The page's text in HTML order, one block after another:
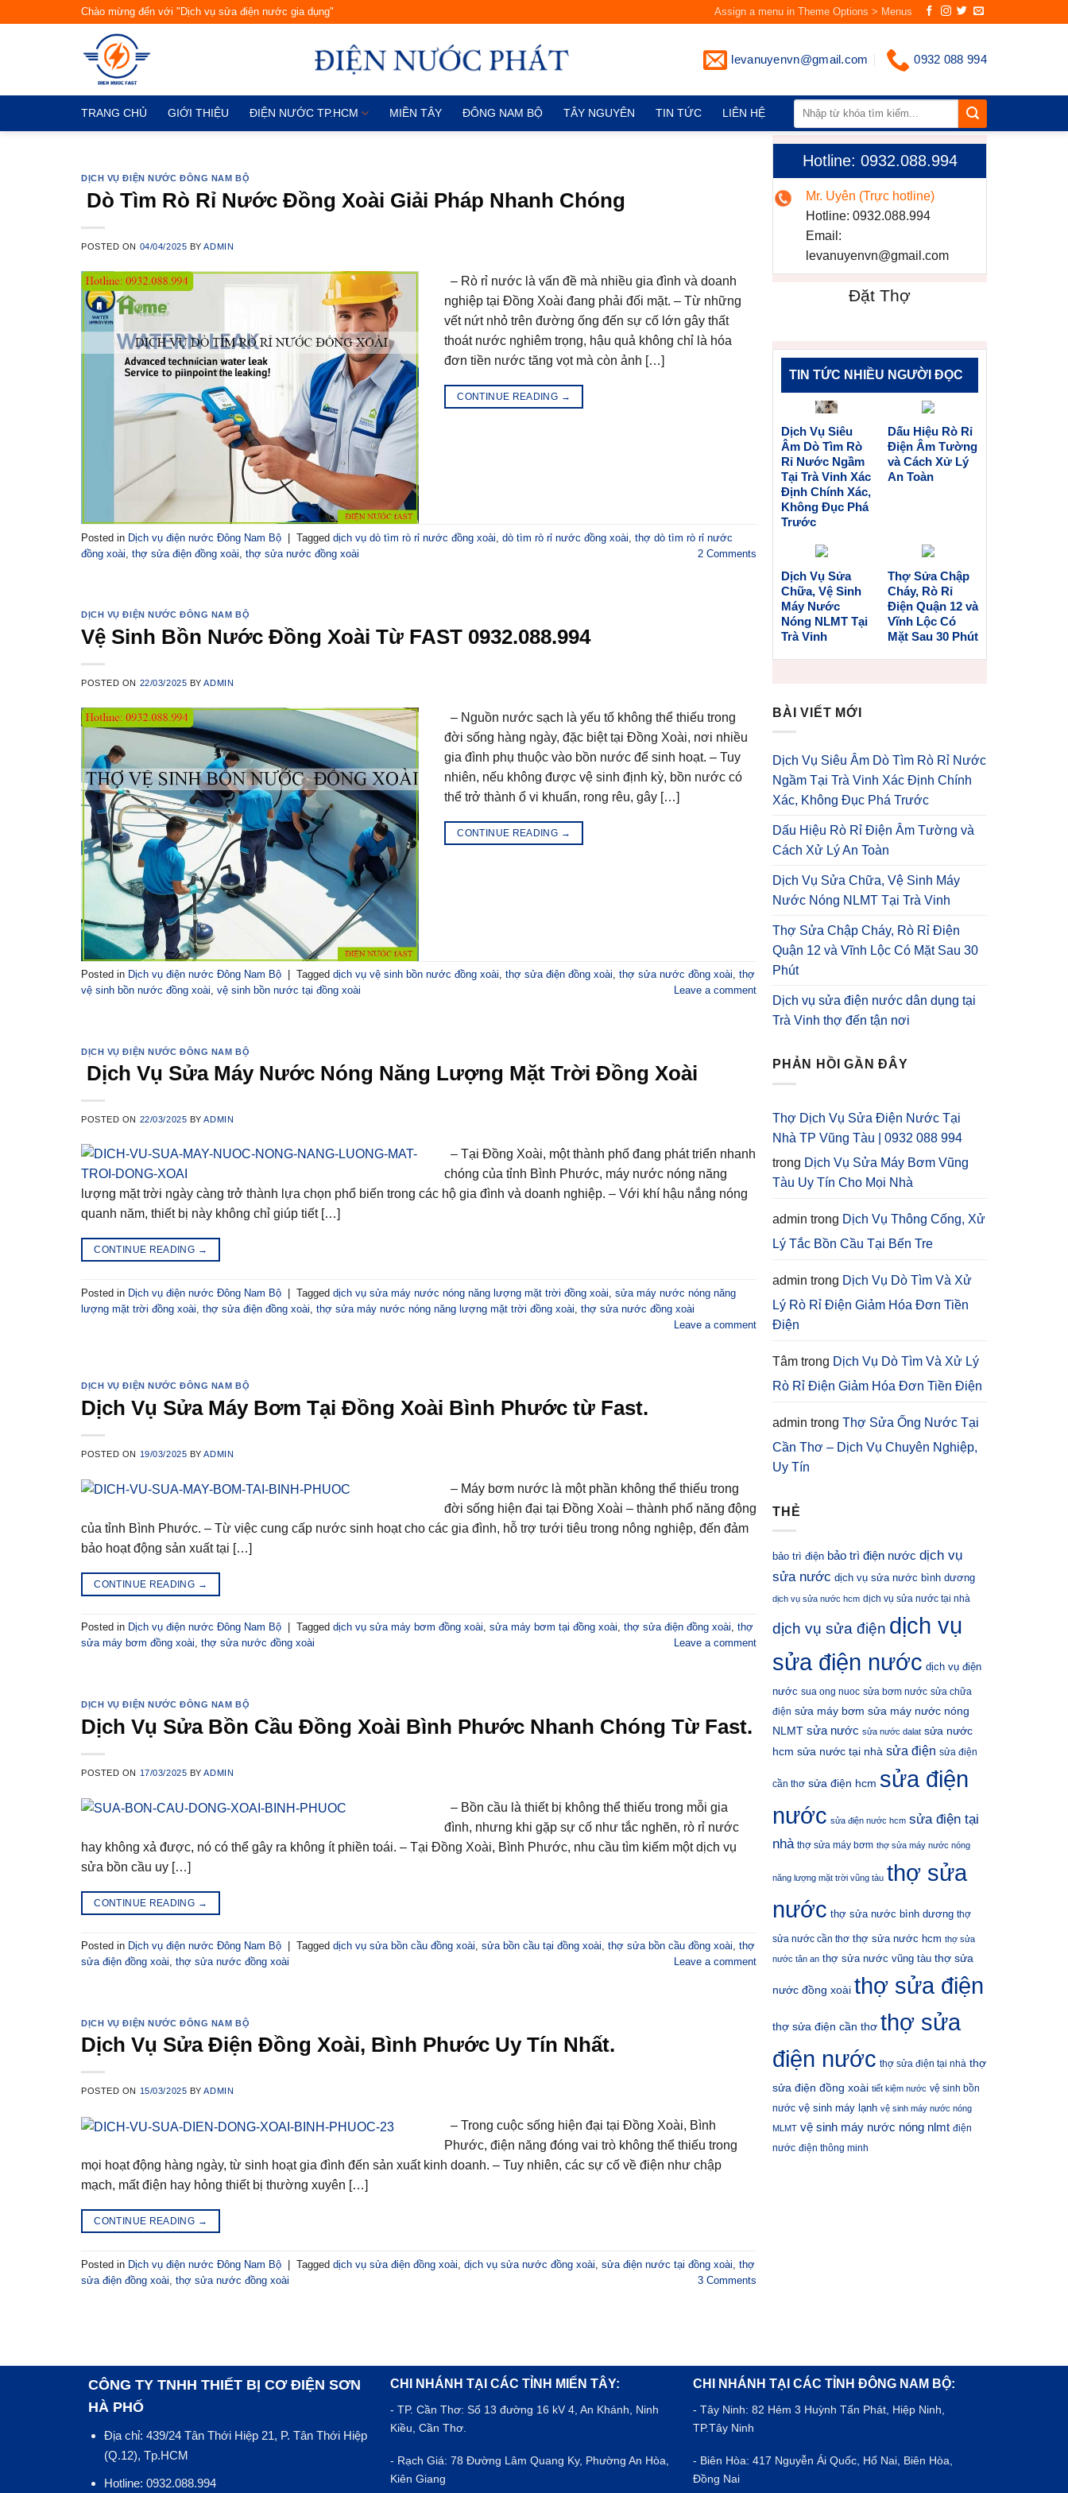
Chào mừng đến với "Dịch vụ sửa điện nước gia dụng" Assign a menu in Theme Options > Menus
levanuyenvn@gmail.com 0932 088 994
TRANG CHỦ GIỚI THIỆU ĐIỆN NƯỚC TP.HCM MIỀN TÂY ĐÔNG NAM BỘ TÂY NGUYÊN TIN TỨC LIÊN HỆ
DỊCH VỤ ĐIỆN NƯỚC ĐÔNG NAM BỘ
Dò Tìm Rò Rỉ Nước Đồng Xoài Giải Pháp Nhanh Chóng
POSTED ON 04/04/2025 BYADMIN
– Rò rỉ nước là vấn đề mà nhiều gia đình và doanh
nghiệp tại Đồng Xoài đang phải đối mặt. – Từ những
vết nứt nhỏ trên đường ống đến sự cố lớn gây thất
thoát nước nghiêm trọng, hậu quả không chỉ là hóa
đơn tiền nước tăng vọt mà còn ảnh […]
CONTINUE READING →
Posted in Dịch vụ điện nước Đông Nam Bộ | Tagged dịch vụ dò tìm rò rỉ nước đồng xoài dò tìm rò rỉ nước đồng xoài thợ dò tìm rò rỉ nước
đồng xoài thợ sửa điện đồng xoài thợ sửa nước đồng xoài 2 Comments
DỊCH VỤ ĐIỆN NƯỚC ĐÔNG NAM BỘ
Vệ Sinh Bồn Nước Đồng Xoài Từ FAST 0932.088.994
POSTED ON 22/03/2025 BYADMIN
– Nguồn nước sạch là yếu tố không thể thiếu trong
đời sống hàng ngày, đặc biệt tại Đồng Xoài, nơi nhiều
gia đình phụ thuộc vào bồn nước để sinh hoạt. – Tuy
nhiên, nếu không được vệ sinh định kỳ, bồn nước có
thể trở thành ổ vi khuẩn, rong rêu, gây […]
CONTINUE READING →
Posted in Dịch vụ điện nước Đông Nam Bộ Tagged dịch vụ vệ sinh bồn nước đồng xoài, thợ sửa điện đồng xoài, thợ sửa nước đồng xoài, thợ
vệ sinh bồn nước đồng xoài, vệ sinh bồn nước tại đồng xoài Leave a comment
DỊCH VỤ ĐIỆN NƯỚC ĐÔNG NAM BỘ
Dịch Vụ Sửa Máy Nước Nóng Năng Lượng Mặt Trời Đồng Xoài
POSTED ON 22/03/2025 BYADMIN
– Tại Đồng Xoài, một thành phố đang phát triển nhanh
chóng của tỉnh Bình Phước, máy nước nóng năng
lượng mặt trời ngày càng trở thành lựa chọn phổ biến trong các hộ gia đình và doanh nghiệp. – Với khí hậu nắng nóng
quanh năm, thiết bị này không chỉ giúp tiết […]
CONTINUE READING →
Posted in Dịch vụ điện nước Đông Nam Bộ Tagged dịch vụ sửa máy nước nóng năng lượng mặt trời đồng xoài sửa máy nước nóng năng
lượng mặt trời đồng xoài thợ sửa điện đồng xoài thợ sửa máy nước nóng năng lượng mặt trời đồng xoài thợ sửa nước đồng xoài
Leave a comment
DỊCH VỤ ĐIỆN NƯỚC ĐÔNG NAM BỘ
Dịch Vụ Sửa Máy Bơm Tại Đồng Xoài Bình Phước từ Fast.
POSTED ON 19/03/2025 BYADMIN
– Máy bơm nước là một phần không thể thiếu trong
đời sống hiện đại tại Đồng Xoài – thành phố năng động
của tỉnh Bình Phước. – Từ việc cung cấp nước sinh hoạt cho các gia đình, hỗ trợ tưới tiêu trong nông nghiệp, đến đảm
bảo hoạt động sản xuất tại […]
CONTINUE READING →
Posted in Dịch vụ điện nước Đông Nam Bộ Tagged dịch vụ sửa máy bơm đồng xoài, sửa máy bơm tại đồng xoài, thợ sửa điện đồng xoài, thợ
sửa máy bơm đồng xoài, thợ sửa nước đồng xoài Leave a comment
DỊCH VỤ ĐIỆN NƯỚC ĐÔNG NAM BỘ
Dịch Vụ Sửa Bồn Cầu Đồng Xoài Bình Phước Nhanh Chóng Từ Fast.
POSTED ON 17/03/2025 BYADMIN
– Bồn cầu là thiết bị không thể thiếu trong mỗi gia
đình, nhưng khi gặp sự cố như tắc nghẽn, rò rỉ nước
hay không xả được, nó có thể gây ra không ít phiền toái. – Tại Đồng Xoài, Bình Phước, nhu cầu tìm kiếm một dịch vụ
sửa bồn cầu uy […]
CONTINUE READING →
Posted in Dịch vụ điện nước Đông Nam Bộ Tagged dịch vụ sửa bồn cầu đồng xoài, sửa bồn cầu tại đồng xoài, thợ sửa bồn cầu đồng xoài, thợ
sửa điện đồng xoài, thợ sửa nước đồng xoài Leave a comment
DỊCH VỤ ĐIỆN NƯỚC ĐÔNG NAM BỘ
Dịch Vụ Sửa Điện Đồng Xoài, Bình Phước Uy Tín Nhất.
POSTED ON 15/03/2025 BYADMIN
– Trong cuộc sống hiện đại tại Đồng Xoài, Bình
Phước, điện năng đóng vai trò không thể thiếu trong
mọi hoạt động hàng ngày, từ sinh hoạt gia đình đến sản xuất kinh doanh. – Tuy nhiên, các sự cố về điện như chập
mạch, mất điện hay hỏng thiết bị thường xuyên […]
CONTINUE READING →
Posted in Dịch vụ điện nước Đông Nam Bộ Tagged dịch vụ sửa điện đồng xoài dịch vụ sửa nước đồng xoài sửa điện nước tại đồng xoài thợ
sửa điện đồng xoài thợ sửa nước đồng xoài 3 Comments
Hotline: 0932.088.994
Mr. Uyên (Trực hotline)
Hotline: 0932.088.994
Email:
levanuyenvn@gmail.com
Đặt Thợ
TIN TỨC NHIỀU NGƯỜI ĐỌC
Dịch Vụ Siêu
Âm Dò Tìm Rò
Rỉ Nước Ngầm
Tại Trà Vinh Xác
Định Chính Xác,
Không Đục Phá
Trước
Dấu Hiệu Rò Rỉ
Điện Âm Tường
và Cách Xử Lý
An Toàn
Dịch Vụ Sửa
Chữa, Vệ Sinh
Máy Nước
Nóng NLMT Tại
Trà Vinh
Thợ Sửa Chập
Cháy, Rò Rỉ
Điện Quận 12 và
Vĩnh Lộc Có
Mặt Sau 30 Phút
BÀI VIẾT MỚI
Dịch Vụ Siêu Âm Dò Tìm Rò Rỉ Nước
Ngầm Tại Trà Vinh Xác Định Chính
Xác, Không Đục Phá Trước
Dấu Hiệu Rò Rỉ Điện Âm Tường và
Cách Xử Lý An Toàn
Dịch Vụ Sửa Chữa, Vệ Sinh Máy
Nước Nóng NLMT Tại Trà Vinh
Thợ Sửa Chập Cháy, Rò Rỉ Điện
Quận 12 và Vĩnh Lộc Có Mặt Sau 30
Phút
Dịch vụ sửa điện nước dân dụng tại
Trà Vinh thợ đến tận nơi
PHẢN HỒI GẦN ĐÂY
Thợ Dịch Vụ Sửa Điện Nước Tại
Nhà TP Vũng Tàu | 0932 088 994
trong Dịch Vụ Sửa Máy Bơm Vũng
Tàu Uy Tín Cho Mọi Nhà
admin trong Dịch Vụ Thông Cống, Xử
Lý Tắc Bồn Cầu Tại Bến Tre
admin trong Dịch Vụ Dò Tìm Và Xử
Lý Rò Rỉ Điện Giảm Hóa Đơn Tiền
Điện
Tâm trong Dịch Vụ Dò Tìm Và Xử Lý
Rò Rỉ Điện Giảm Hóa Đơn Tiền Điện
admin trong Thợ Sửa Ống Nước Tại
Cần Thơ – Dịch Vụ Chuyên Nghiệp,
Uy Tín
THẺ
bảo trì điện bảo trì điện nước dịch vụ
sửa nước dịch vụ sửa nước bình dương
dịch vụ sửa nước hcm dịch vụ sửa nước tại nhà
dịch vụ sửa điện dịch vụ
sửa điện nước dịch vụ điện
nước sua ong nuoc sửa bơm nước sửa chữa
điện sửa máy bơm sửa máy nước nóng
NLMT sửa nước sửa nước dalat sửa nước
hcm sửa nước tại nhà sửa điện sửa điện
cần thơ sửa điện hcm sửa điện
nước sửa điện nước hcm sửa điện tại
nhà thợ sửa máy bơm thợ sửa máy nước nóng
năng lượng mặt trời vũng tàu thợ sửa
nước thợ sửa nước bình dương thợ
sửa nước cần thơ thợ sửa nước hcm thợ sửa
nước tân an thợ sửa nước vũng tàu thợ sửa
nước đồng xoài thợ sửa điện
thợ sửa điện cần thơ thợ sửa
điện nước thợ sửa điện tại nhà thợ
sửa điện đồng xoài tiết kiệm nước vệ sinh bồn
nước vệ sinh máy lạnh vệ sinh máy nước nóng
MLMT vệ sinh máy nước nóng nlmt điện
nước điện thông minh
CÔNG TY TNHH THIẾT BỊ CƠ ĐIỆN SƠN
HÀ PHỐ
Địa chỉ: 439/24 Tân Thới Hiệp 21, P. Tân Thới Hiệp
(Q.12), Tp.HCM
Hotline: 0932.088.994
CHI NHÁNH TẠI CÁC TỈNH MIẾN TÂY:
- TP.Cần Thơ: Số 13 đường 16 kV 4, An Khánh, Ninh
Kiều, Cần Thơ.
- Rạch Giá: 78 Đường Lâm Quang Ky, Phường An Hòa,
Kiên Giang
CHI NHÁNH TẠI CÁC TỈNH ĐÔNG NAM BỘ:
- Tây Ninh: 82 Hẻm 3 Huỳnh Tấn Phát, Hiệp Ninh,
TP.Tây Ninh
- Biên Hòa: 417 Nguyễn Ái Quốc, Hố Nai, Biên Hòa,
Đồng Nai